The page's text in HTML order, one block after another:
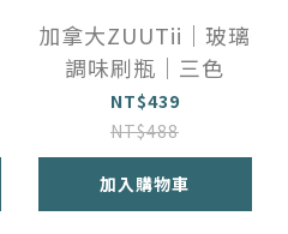
加拿大ZUUTii｜玻璃
調味刷瓶｜三色
NT$439
NT$488
加入購物車